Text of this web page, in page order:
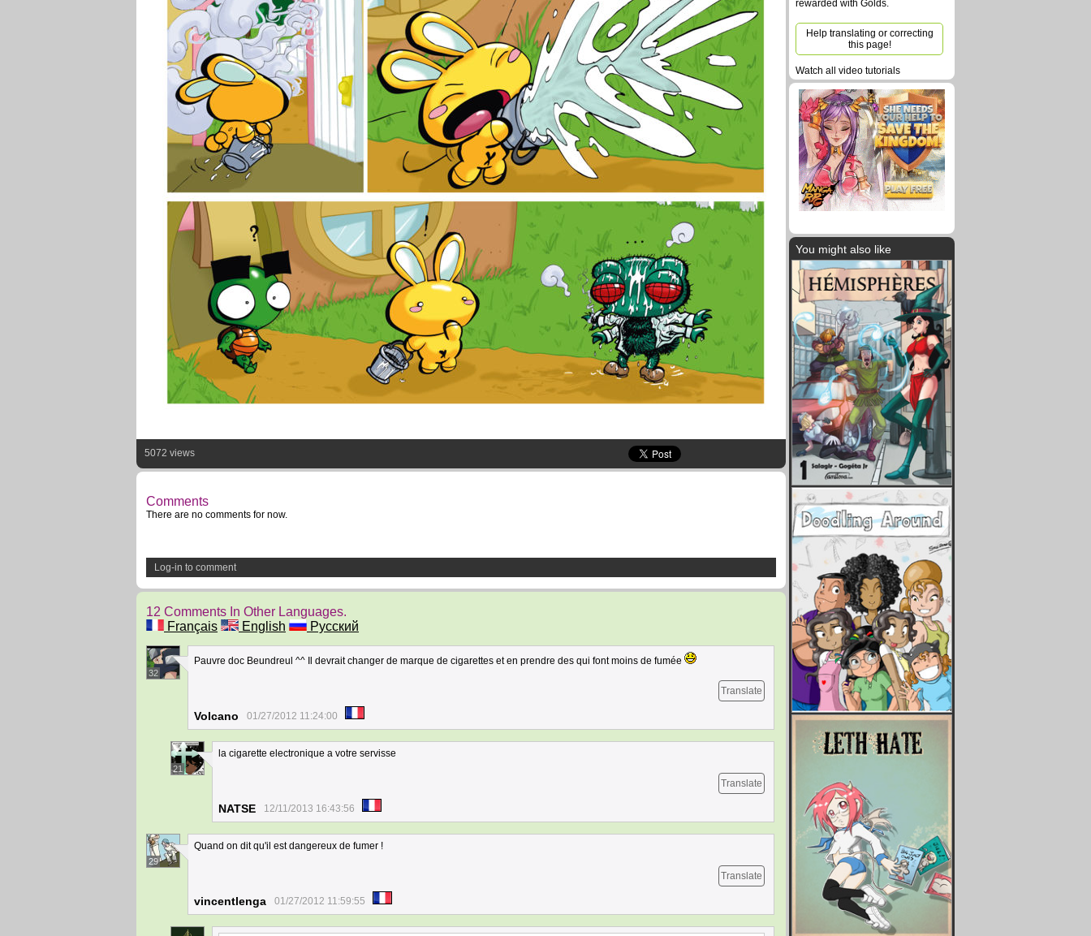
5072 views
Comments
There are no comments for now.
Log-in to comment
12 Comments In Other Languages.
Français
English Русский
32
Pauvre doc Beundreul ^^ Il devrait changer de marque de cigarettes et en prendre des qui font moins de fumée
Translate
Volcano 01/27/2012 11:24:00
21
la cigarette electronique a votre servisse
Translate
NATSE 12/11/2013 16:43:56
29
Quand on dit qu'il est dangereux de fumer !
Translate
vincentlenga 01/27/2012 11:59:55
rewarded with Golds.
Help translating or correcting
this page!
Watch all video tutorials
You might also like